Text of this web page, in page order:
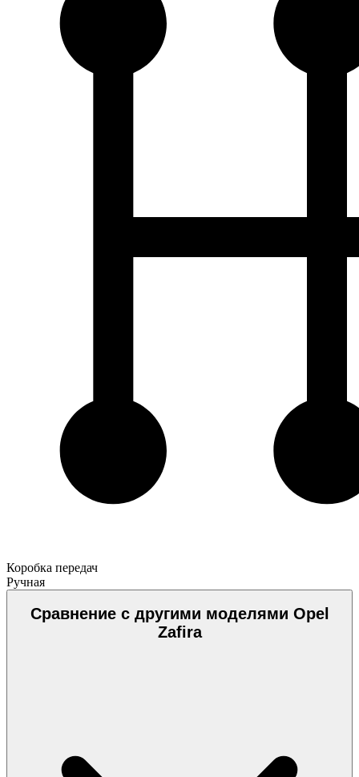
Коробка передач
Ручная
Сравнение с другими моделями Opel
Zafira